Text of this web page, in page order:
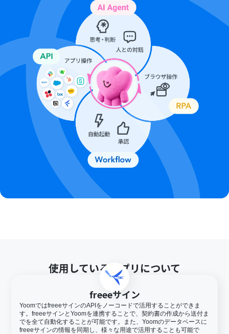
使用しているアプリについて
freeeサイン
YoomではfreeeサインのAPIをノーコードで活用することができま
す。freeeサインとYoomを連携することで、契約書の作成から送付ま
でを全て自動化することが可能です。また、Yoomのデータベースに
freeeサインの情報を同期し、様々な用途で活用することも可能で